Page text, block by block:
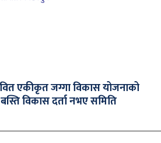
एकीकृत जग्गा विकास योजनाको
विकास दर्ता नभए समिति